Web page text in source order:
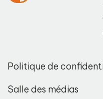
Politique de
Salle des médias